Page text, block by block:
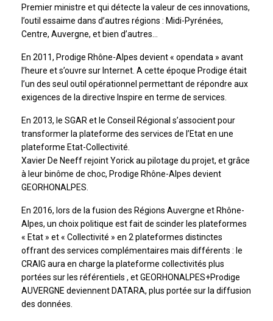
Premier ministre et qui détecte la valeur de ces innovations,
l’outil essaime dans d’autres régions : Midi-Pyrénées,
Centre, Auvergne, et bien d’autres…
En 2011, Prodige Rhône-Alpes devient « opendata » avant
l’heure et s’ouvre sur Internet. A cette époque Prodige était
l’un des seul outil opérationnel permettant de répondre aux
exigences de la directive Inspire en terme de services.
En 2013, le SGAR et le Conseil Régional s’associent pour
transformer la plateforme des services de l’Etat en une
plateforme Etat-Collectivité.
Xavier De Neeff rejoint Yorick au pilotage du projet, et grâce
à leur binôme de choc, Prodige Rhône-Alpes devient
GEORHONALPES.
En 2016, lors de la fusion des Régions Auvergne et Rhône-
Alpes, un choix politique est fait de scinder les plateformes
« Etat » et « Collectivité » en 2 plateformes distinctes
offrant des services complémentaires mais différents : le
CRAIG aura en charge la plateforme collectivités plus
portées sur les référentiels , et GEORHONALPES+Prodige
AUVERGNE deviennent DATARA, plus portée sur la diffusion
des données.